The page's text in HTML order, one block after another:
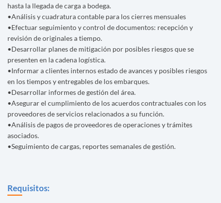
hasta la llegada de carga a bodega.
•Análisis y cuadratura contable para los cierres mensuales
•Efectuar seguimiento y control de documentos: recepción y
revisión de originales a tiempo.
•Desarrollar planes de mitigación por posibles riesgos que se
presenten en la cadena logística.
•Informar a clientes internos estado de avances y posibles riesgos
en los tiempos y entregables de los embarques.
•Desarrollar informes de gestión del área.
•Asegurar el cumplimiento de los acuerdos contractuales con los
proveedores de servicios relacionados a su función.
•Análisis de pagos de proveedores de operaciones y trámites
asociados.
•Seguimiento de cargas, reportes semanales de gestión.
Requisitos: